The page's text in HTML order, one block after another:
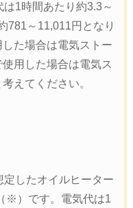
1時間あたり約3.3～
781～11,011円となり
た場合は電気ストー
用した場合は電気ス
えてください。
したオイルヒーター
※）です。電気代は1